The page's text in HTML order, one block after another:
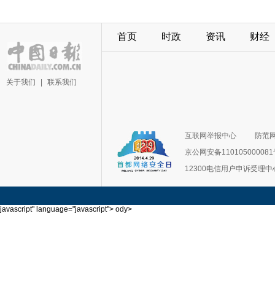
关于我们 联系我们
首页 时政 资讯 财经
互联网举报中心
防范
京公网安备110105000081
12300电信用户申诉受理中
javascript" language="javascript"> ody>